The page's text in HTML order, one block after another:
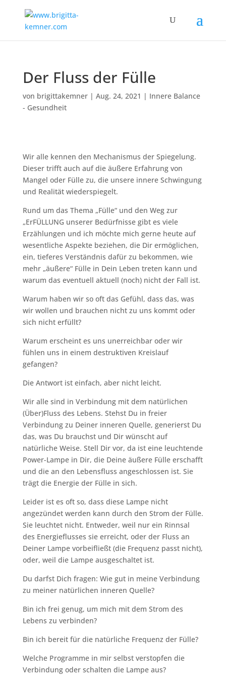
Der Fluss der Fülle
von brigittakemner| Aug. 24, 2021 | Innere Balance
- Gesundheit
Wir alle kennen den Mechanismus der Spiegelung.
Dieser trifft auch auf die äußere Erfahrung von
Mangel oder Fülle zu, die unsere innere Schwingung
und Realität wiederspiegelt.
Rund um das Thema „Fülle“ und den Weg zur
„ErFÜLLUNG unserer Bedürfnisse gibt es viele
Erzählungen und ich möchte mich gerne heute auf
wesentliche Aspekte beziehen, die Dir ermöglichen,
ein, tieferes Verständnis dafür zu bekommen, wie
mehr „äußere“ Fülle in Dein Leben treten kann und
warum das eventuell aktuell (noch) nicht der Fall ist.
Warum haben wir so oft das Gefühl, dass das, was
wir wollen und brauchen nicht zu uns kommt oder
sich nicht erfüllt?
Warum erscheint es uns unerreichbar oder wir
fühlen uns in einem destruktiven Kreislauf
gefangen?
Die Antwort ist einfach, aber nicht leicht.
Wir alle sind in Verbindung mit dem natürlichen
(Über)Fluss des Lebens. Stehst Du in freier
Verbindung zu Deiner inneren Quelle, generierst Du
das, was Du brauchst und Dir wünscht auf
natürliche Weise. Stell Dir vor, da ist eine leuchtende
Power-Lampe in Dir, die Deine äußere Fülle erschafft
und die an den Lebensfluss angeschlossen ist. Sie
trägt die Energie der Fülle in sich.
Leider ist es oft so, dass diese Lampe nicht
angezündet werden kann durch den Strom der Fülle.
Sie leuchtet nicht. Entweder, weil nur ein Rinnsal
des Energieflusses sie erreicht, oder der Fluss an
Deiner Lampe vorbeifließt (die Frequenz passt nicht),
oder, weil die Lampe ausgeschaltet ist.
Du darfst Dich fragen: Wie gut in meine Verbindung
zu meiner natürlichen inneren Quelle?
Bin ich frei genug, um mich mit dem Strom des
Lebens zu verbinden?
Bin ich bereit für die natürliche Frequenz der Fülle?
Welche Programme in mir selbst verstopfen die
Verbindung oder schalten die Lampe aus?